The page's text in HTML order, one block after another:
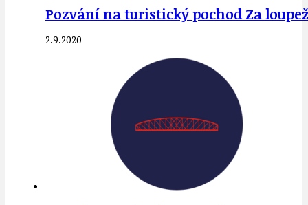
Pozvání na turistický pochod Za
2.9.2020